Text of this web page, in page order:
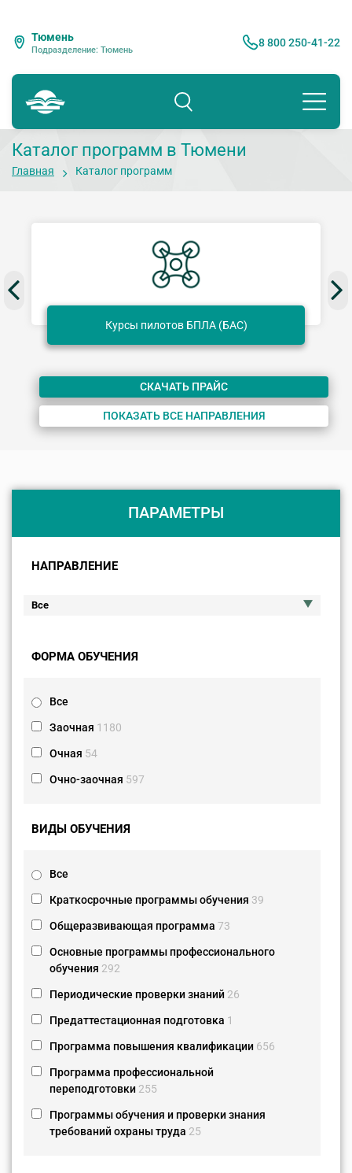
Тюмень
Подразделение: Тюмень
8 800 250-41-22
Каталог программ в Тюмени
Главная Каталог программ
Курсы пилотов БПЛА (БАС)
СКАЧАТЬ ПРАЙС
ПОКАЗАТЬ ВСЕ НАПРАВЛЕНИЯ
ПАРАМЕТРЫ
НАПРАВЛЕНИЕ
ФОРМА ОБУЧЕНИЯ
Все
Заочная 1180
Очная 54
Очно-заочная 597
ВИДЫ ОБУЧЕНИЯ
Все
Краткосрочные программы обучения 39
Общеразвивающая программа 73
Основные программы профессионального
обучения 292
Периодические проверки знаний 26
Предаттестационная подготовка 1
Программа повышения квалификации 656
Программа профессиональной
переподготовки 255
Программы обучения и проверки знания
требований охраны труда 25